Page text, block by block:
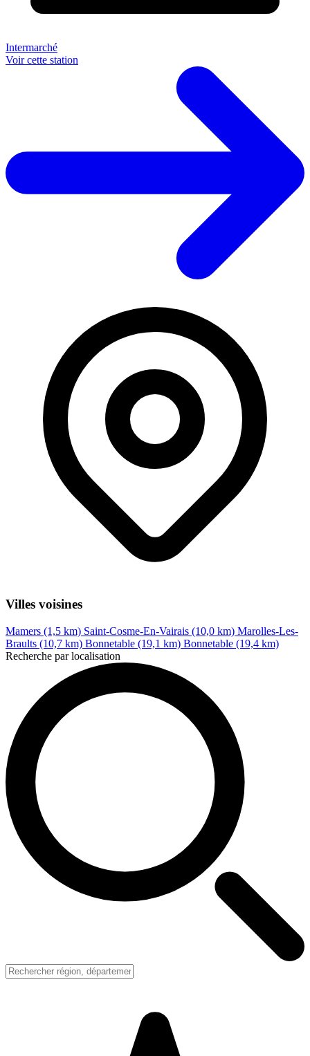
Intermarché
Voir cette station
Villes voisines
Mamers (1,5 km) Saint-Cosme-En-Vairais (10,0 km) Marolles-Les-
Braults (10,7 km) Bonnetable (19,1 km) Bonnetable (19,4 km)
Recherche par localisation